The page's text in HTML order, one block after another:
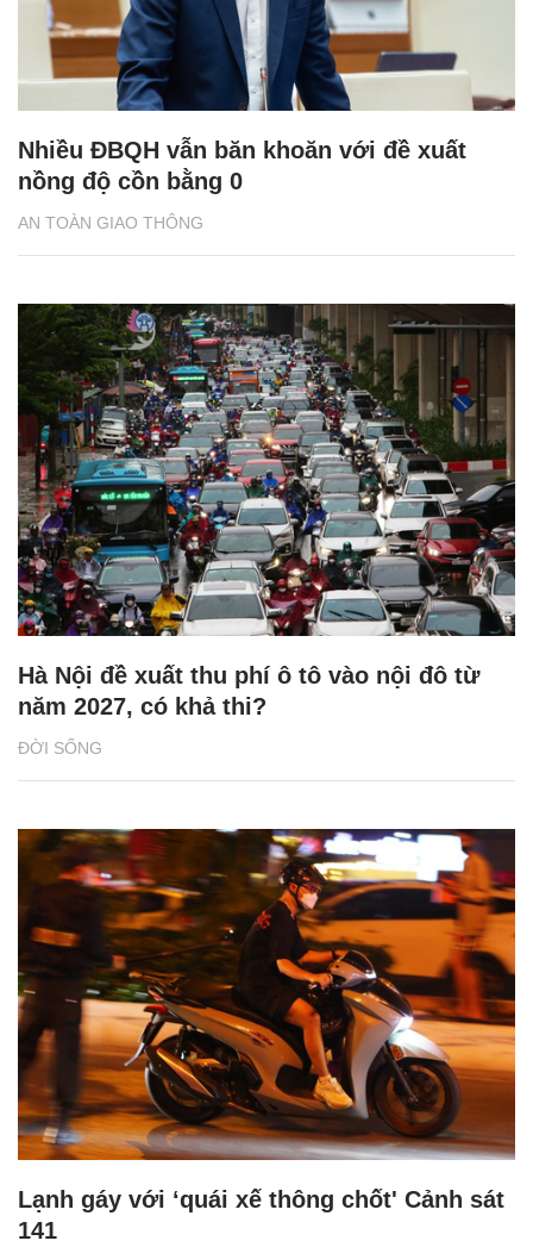
AN TOÀN GIAO THÔNG
Nhiều ĐBQH vẫn băn khoăn với đề xuất
nồng độ cồn bằng 0
ĐỜI SỐNG
Hà Nội đề xuất thu phí ô tô vào nội đô từ
năm 2027, có khả thi?
Lạnh gáy với ‘quái xế thông chốt' Cảnh sát
141